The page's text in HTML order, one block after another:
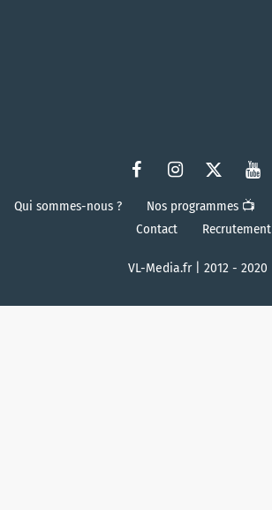
Qui sommes-nous ? Nos programmes 📺
Contact
Recrutement
VL-Media.fr | 2012 - 2020